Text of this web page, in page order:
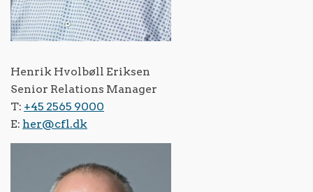
Henrik Hvolbøll Eriksen
Senior Relations Manager
T: +45 2565 9000
E: her@cfl.dk